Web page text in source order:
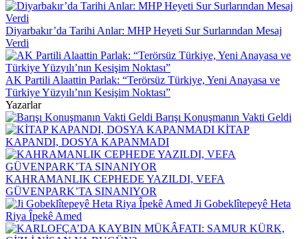
Diyarbakır’da Tarihi Anlar: MHP Heyeti Sur Surlarından Mesaj
Verdi
AK Partili Alaattin Parlak: “Terörsüz Türkiye, Yeni Anayasa ve
Türkiye Yüzyılı’nın Kesişim Noktası”
Yazarlar
Barışı Konuşmanın Vakti Geldi
KİTAP
KAPANDI, DOSYA KAPANMADI
KAHRAMANLIK CEPHEDE YAZILDI, VEFA
GÜVENPARK’TA SINANIYOR
Ji Gobeklîtepeyê Heta
Riya Îpekê Amed